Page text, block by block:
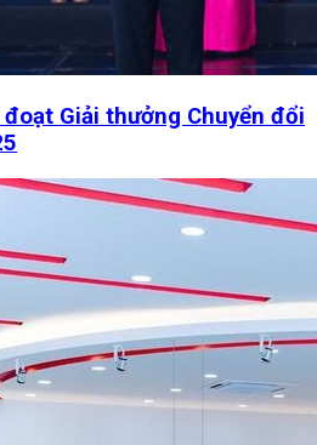
Giải thưởng Chuyển đổi